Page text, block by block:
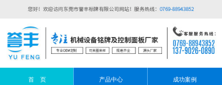
首 页 产品中心 成功案例